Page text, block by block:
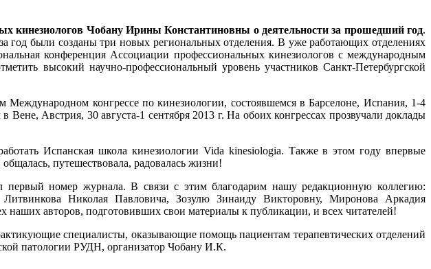
кинезиологов Чобану Ирины Константиновны о деятельности за прошедший год.
были созданы три новых региональных отделения. В уже работающих отделениях
конференция Ассоциации профессиональных кинезиологов с международным
высокий научно-профессиональный уровень участников Санкт-Петербургской
конгрессе по кинезиологии, состоявшемся в Барселоне, Испания, 1-4
Австрия, 30 августа-1 сентября 2013 г. На обоих конгрессах прозвучали доклады
Испанская школа кинезиологии Vida kinesiologia. Также в этом году впервые
путешествовала, радовалась жизни!
номер журнала. В связи с этим благодарим нашу редакционную коллегию:
Николая Павловича, Зозулю Зинаиду Викторовну, Миронова Аркадия
авторов, подготовивших свои материалы к публикации, и всех читателей!
специалисты, оказывающие помощь пациентам терапевтических отделений
патологии РУДН, организатор Чобану И.К.